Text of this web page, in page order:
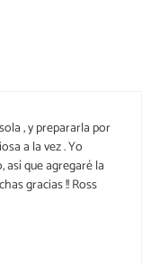
, y prepararla por
a la vez . Yo
así que agregaré la
gracias !! Ross